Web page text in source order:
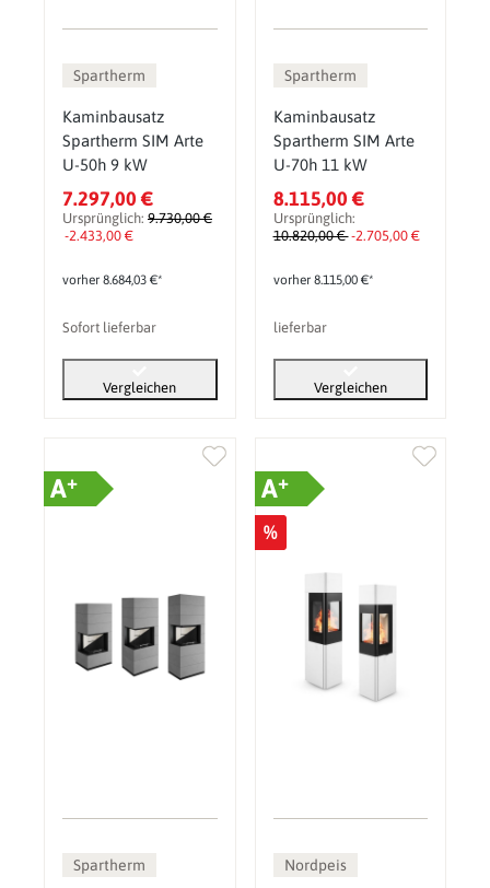
Spartherm
Kaminbausatz
Spartherm SIM Arte
U-50h 9 kW
7.297,00 €
Ursprünglich: 9.730,00 €
-2.433,00 €
vorher 8.684,03 €*
Sofort lieferbar
Vergleichen
Spartherm
Kaminbausatz
Spartherm SIM Arte
U-70h 11 kW
8.115,00 €
Ursprünglich:
10.820,00 €-2.705,00 €
vorher 8.115,00 €*
lieferbar
Vergleichen
A+
Spartherm
A+
%
Nordpeis